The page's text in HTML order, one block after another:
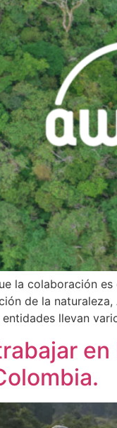
la colaboración
de la
llevan